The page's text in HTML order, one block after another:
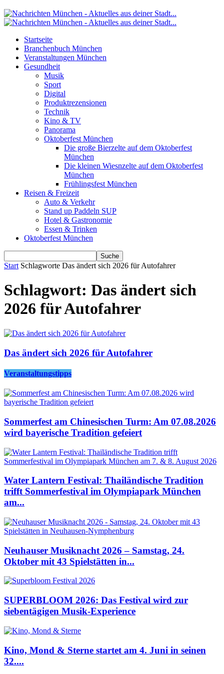
Startseite
Branchenbuch München
Veranstaltungen München
Gesundheit
Musik
Sport
Digital
Produktrezensionen
Technik
Kino & TV
Panorama
Oktoberfest München
Die große Bierzelte auf dem Oktoberfest
München
Die kleinen Wiesnzelte auf dem Oktoberfest
München
Frühlingsfest München
Reisen & Freizeit
Auto & Verkehr
Stand up Paddeln SUP
Hotel & Gastronomie
Essen & Trinken
Oktoberfest München
Start Schlagworte Das ändert sich 2026 für Autofahrer
Schlagwort: Das ändert sich
2026 für Autofahrer
Das ändert sich 2026 für Autofahrer
Veranstaltungstipps
Sommerfest am Chinesischen Turm: Am 07.08.2026
wird bayerische Tradition gefeiert
Water Lantern Festival: Thailändische Tradition
trifft Sommerfestival im Olympiapark München
am...
Neuhauser Musiknacht 2026 – Samstag, 24.
Oktober mit 43 Spielstätten in...
SUPERBLOOM 2026: Das Festival wird zur
siebentägigen Musik-Experience
Kino, Mond & Sterne startet am 4. Juni in seinen
32....